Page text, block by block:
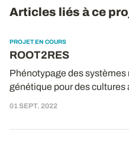
Articles liés à ce
PROJET EN COURS
ROOT2RES
Phénotypage des
génétique pour des cultures
01 SEPT. 2022